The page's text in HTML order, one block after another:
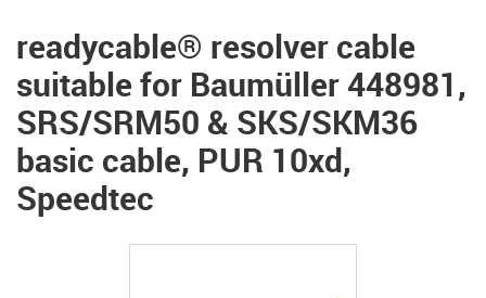
readycable® resolver cable
suitable for Baumüller 448981,
SRS/SRM50 & SKS/SKM36
basic cable, PUR 10xd,
Speedtec